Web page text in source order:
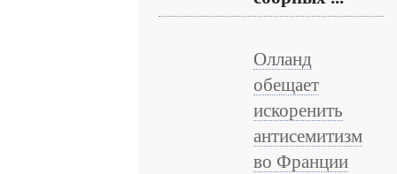
Олланд
обещает
искоренить
антисемитизм
во Франции